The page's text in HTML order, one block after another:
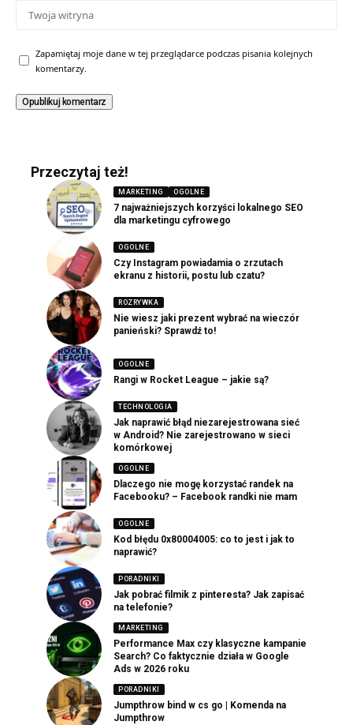
Zapamiętaj moje dane w tej przeglądarce podczas pisania kolejnych
komentarzy.
Przeczytaj też!
MARKETING OGOLNE
7 najważniejszych korzyści lokalnego SEO
dla marketingu cyfrowego
OGOLNE
Czy Instagram powiadamia o zrzutach
ekranu z historii, postu lub czatu?
ROZRYWKA
Nie wiesz jaki prezent wybrać na wieczór
panieński? Sprawdź to!
OGOLNE
Rangi w Rocket League – jakie są?
TECHNOLOGIA
Jak naprawić błąd niezarejestrowana sieć
w Android? Nie zarejestrowano w sieci
komórkowej
OGOLNE
Dlaczego nie mogę korzystać randek na
Facebooku? – Facebook randki nie mam
OGOLNE
Kod błędu 0x80004005: co to jest i jak to
naprawić?
PORADNIKI
Jak pobrać filmik z pinteresta? Jak zapisać
na telefonie?
MARKETING
Performance Max czy klasyczne kampanie
Search? Co faktycznie działa w Google
Ads w 2026 roku
PORADNIKI
Jumpthrow bind w cs go | Komenda na
Jumpthrow